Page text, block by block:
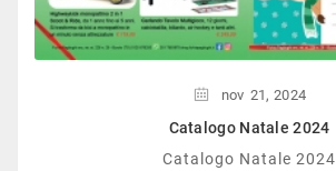
nov 21, 2024
Catalogo Natale 2024
Catalogo Natale 2024